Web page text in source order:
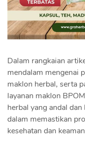
Dalam rangkaian
mendalam mengenai
maklon herbal, serta
layanan maklon
herbal yang andal
dalam memastikan
kesehatan dan